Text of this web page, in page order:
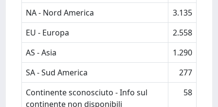
NA - Nord America
3.135
EU - Europa
2.558
AS - Asia
1.290
SA - Sud America
277
Continente sconosciuto - Info sul
continente non disponibili
58